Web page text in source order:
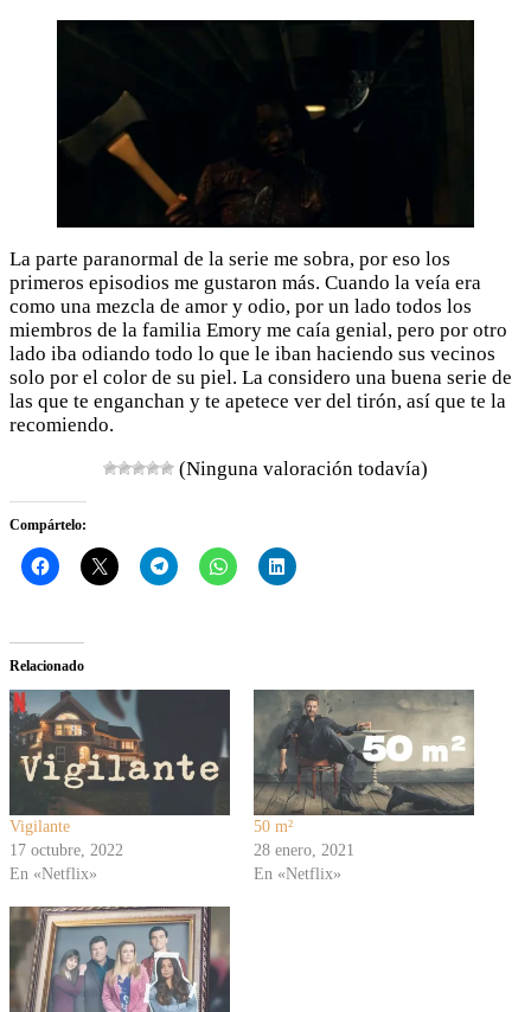
La parte paranormal de la serie me sobra, por eso los
primeros episodios me gustaron más. Cuando la veía era
como una mezcla de amor y odio, por un lado todos los
miembros de la familia Emory me caía genial, pero por otro
lado iba odiando todo lo que le iban haciendo sus vecinos
solo por el color de su piel. La considero una buena serie de
las que te enganchan y te apetece ver del tirón, así que te la
recomiendo.
(Ninguna valoración todavía)
Compártelo:
Relacionado
Vigilante
17 octubre, 2022
En «Netflix»
50 m²
28 enero, 2021
En «Netflix»